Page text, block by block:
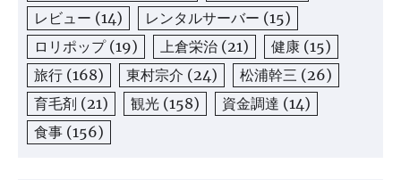
レビュー (14) レンタルサーバー (15)
ロリポップ(19) 上倉栄治 (21) 健康 (15)
旅行 (168) 東村宗介 (24) 松浦幹三 (26)
育毛剤 (21) 観光 (158) 資金調達 (14)
食事 (156)